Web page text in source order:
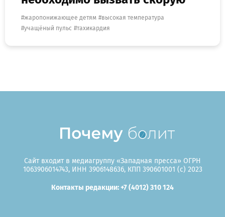
жаропонижающее детям
высокая температура
учащёный пульс
тахикардия
Сайт входит в медиагруппу «Западная пресса» ОГРН
1063906014743, ИНН 3906148636, КПП 390601001 (c) 2023
Контакты редакции: +7 (4012) 310 124